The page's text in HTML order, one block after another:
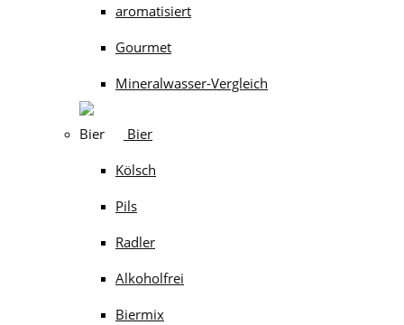
aromatisiert
Gourmet
Mineralwasser-Vergleich
Bier
Kölsch
Pils
Radler
Alkoholfrei
Biermix